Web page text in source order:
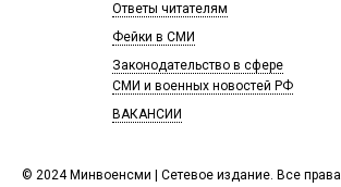
© 2024 Минвоенсми | Сетевое издание. Все права
Ответы читателям
Фейки в СМИ
Законодательство в сфере
СМИ и военных новостей РФ
ВАКАНСИИ